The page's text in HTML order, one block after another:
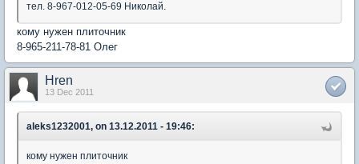
тел. 8-967-012-05-69 Николай.
кому нужен плиточник
8-965-211-78-81 Олег
Hren
13 Dec 2011
aleks1232001, on 13.12.2011 - 19:46:
кому нужен плиточник